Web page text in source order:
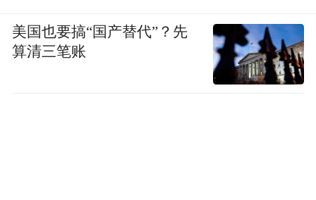
美国也要搞“国产替代”？先
算清三笔账